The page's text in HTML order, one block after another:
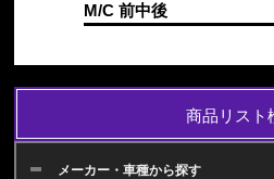
M/C 前中後
商品リスト
メーカー・車種から探す